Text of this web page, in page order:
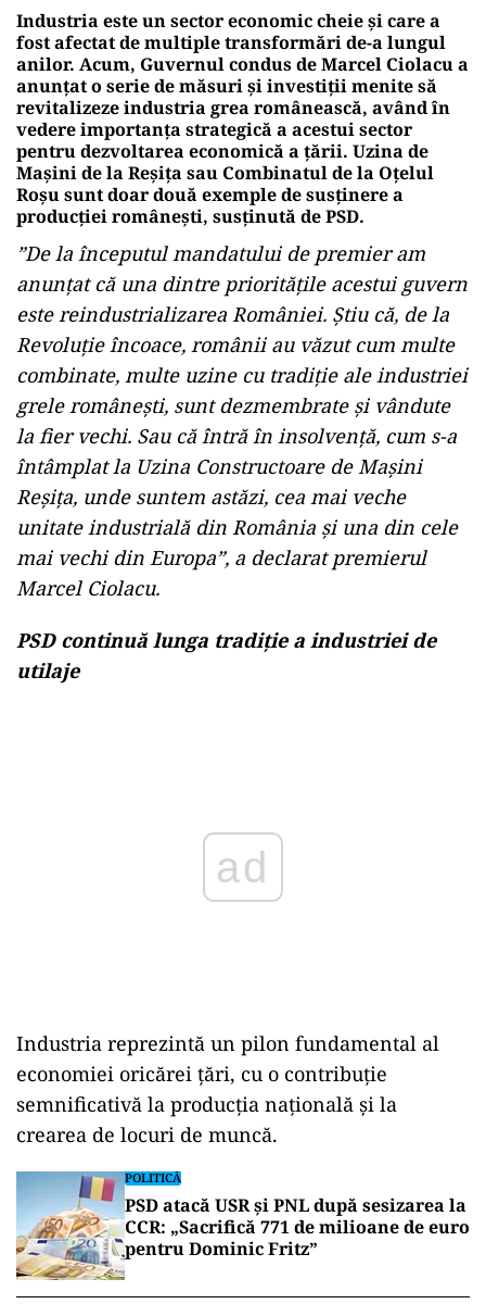
Industria este un sector economic cheie și care a
fost afectat de multiple transformări de-a lungul
anilor. Acum, Guvernul condus de Marcel Ciolacu a
anunțat o serie de măsuri și investiții menite să
revitalizeze industria grea românească, având în
vedere importanța strategică a acestui sector
pentru dezvoltarea economică a țării. Uzina de
Mașini de la Reșița sau Combinatul de la Oțelul
Roșu sunt doar două exemple de susținere a
producției românești, susținută de PSD.
”De la începutul mandatului de premier am
anunțat că una dintre prioritățile acestui guvern
este reindustrializarea României. Știu că, de la
Revoluțieîncoace, românii au văzut cum multe
combinate, multe uzine cu tradiție ale industriei
grele românești, sunt dezmembrate și vândute
la fier vechi. Sau că întră în insolvență, cum s-a
întâmplat la Uzina Constructoare de Maşini
Reşiţa, unde suntem astăzi, cea mai veche
unitate industrială din România şi una din cele
mai vechi din Europa”, a declarat premierul
Marcel Ciolacu.
PSD continuă lunga tradiție a industriei de
utilaje
Industria reprezintă un pilon fundamental al
economiei oricărei țări, cu o contribuție
semnificativă la producția națională și la
crearea de locuri de muncă.
POLITICĂ
PSD atacă USR și PNL după sesizarea la
CCR: „Sacrifică 771 de milioane de euro
pentru Dominic Fritz”